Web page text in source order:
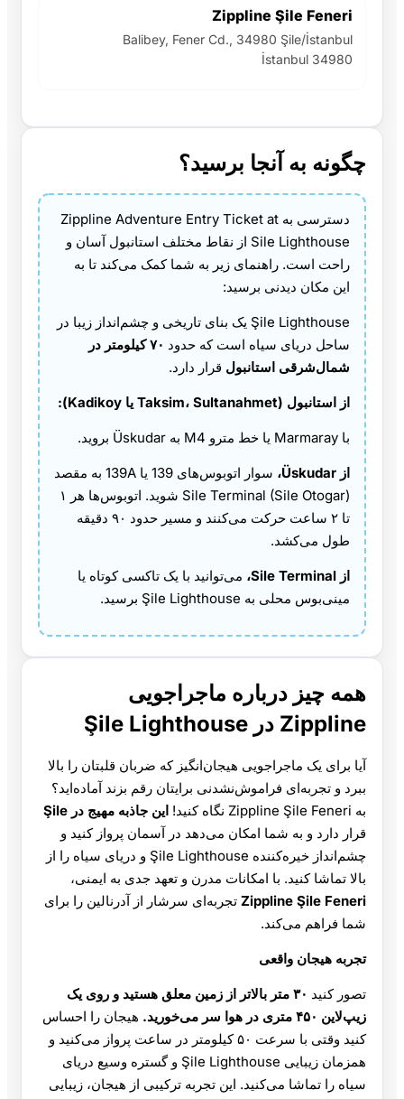
Zippline Şile Feneri
Balibey, Fener Cd., 34980 Şile/İstanbul
İstanbul 34980
چگونه به آنجا برسید؟
دسترسی به Zippline Adventure Entry Ticket at
Sile Lighthouse از نقاط مختلف استانبول آسان و
راحت است. راهنمای زیر به شما کمک می‌کند تا به
این مکان دیدنی برسید:
Şile Lighthouse یک بنای تاریخی و چشم‌انداز زیبا در
ساحل دریای سیاه است که حدود
۷۰ کیلومتر در
شمال‌شرقی استانبول قرار دارد.
از استانبول (Taksim، Sultanahmet یا Kadikoy):
با Marmaray یا خط مترو M4 به Üskudar بروید.
از Üskudar،
سوار اتوبوس‌های 139 یا 139A به مقصد
Sile Terminal (Sile Otogar) شوید. اتوبوس‌ها هر ۱
تا ۲ ساعت حرکت می‌کنند و مسیر حدود ۹۰ دقیقه
طول می‌کشد.
از Sile Terminal،
می‌توانید با یک تاکسی کوتاه یا
مینی‌بوس محلی به Şile Lighthouse برسید.
همه چیز درباره ماجراجویی
Zippline در Şile Lighthouse
آیا برای یک ماجراجویی هیجان‌انگیز که ضربان قلبتان را بالا
ببرد و تجربه‌ای فراموش‌نشدنی برایتان رقم بزند آماده‌اید؟
به Zippline Şile Feneri نگاه کنید!
این جاذبه مهیج در Şile
قرار دارد و به شما امکان می‌دهد در آسمان پرواز کنید و
چشم‌انداز خیره‌کننده Şile Lighthouse و دریای سیاه را از
بالا تماشا کنید. با امکانات مدرن و تعهد جدی به ایمنی،
Zippline Şile Feneri تجربه‌ای سرشار از آدرنالین را برای
شما فراهم می‌کند.
تجربه هیجان واقعی
تصور کنید
۳۰ متر بالاتر از زمین معلق هستید و روی یک
زیپ‌لاین ۴۵۰ متری در هوا سر می‌خورید.
هیجان را احساس
کنید وقتی با سرعت ۵۰ کیلومتر در ساعت پرواز می‌کنید و
همزمان زیبایی Şile Lighthouse و گستره وسیع دریای
سیاه را تماشا می‌کنید. این تجربه ترکیبی از هیجان، زیبایی